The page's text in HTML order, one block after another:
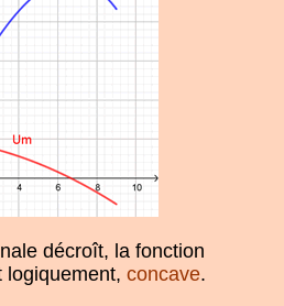
décroît, la fonction
logiquement,concave.